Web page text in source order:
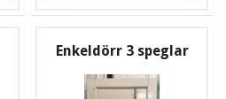
Enkeldörr 3 speglar